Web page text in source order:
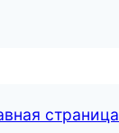
страница